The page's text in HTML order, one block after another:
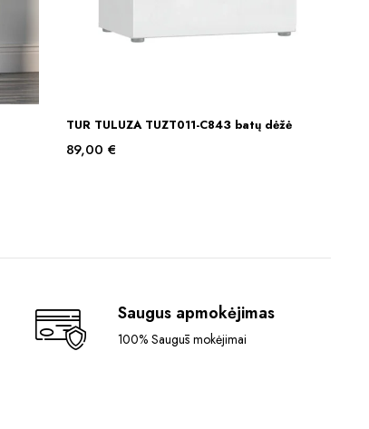
Į KREPŠELĮ
TUR TULUZA TUZT011-C843 batų dėžė
89,00€
Saugus apmokėjimas
100% Saugūs mokėjimai